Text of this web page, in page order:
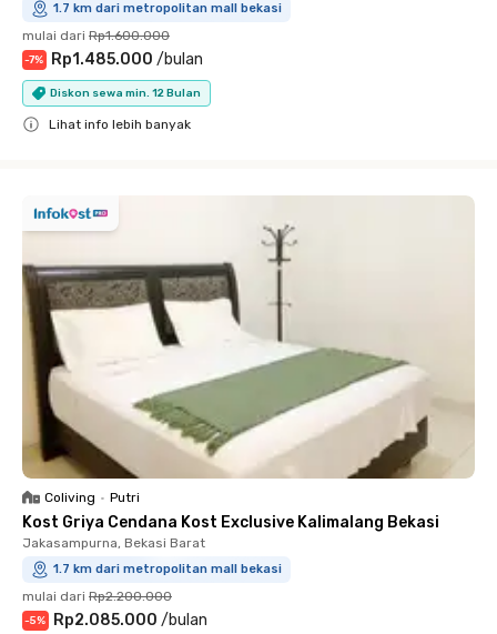
1.7 km dari metropolitan mall bekasi
mulai dari Rp1.600.000
-7% Rp1.485.000 /bulan
Diskon sewa min. 12 Bulan
Lihat info lebih banyak
Coliving • Putri
Kost Griya Cendana Kost Exclusive Kalimalang Bekasi
Jakasampurna, Bekasi Barat
1.7 km dari metropolitan mall bekasi
mulai dari Rp2.200.000
-5% Rp2.085.000 /bulan